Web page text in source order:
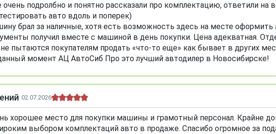
очень подролбно и понятно рассказали про комплектацию, ответили на
авто вдоль и поперек)
брал за наличные, хотя есть возможность здесь на месте оформить
получил вместе с машиной в день покупки. Цена адекватная.
пытаются покупателям продать «что-то еще» как бывает в других
момент АЦ АвтоСиб Про это лучший автодилер в Новосибирске!
02.07.2026
хорошее место для покупки машины и грамотный персонал. Крайне
выбором комплектаций авто в продаже. Спасибо огромное за